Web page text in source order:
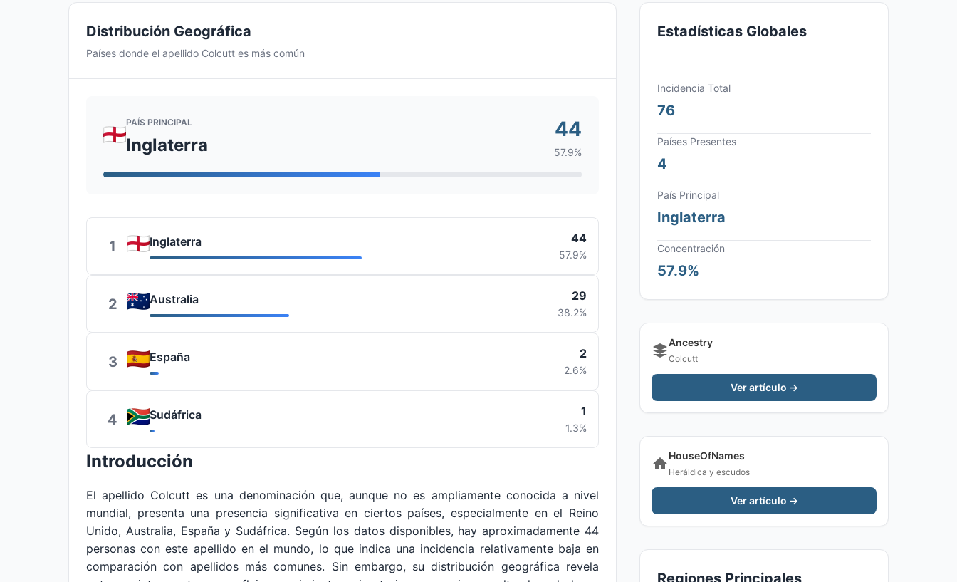
Distribución Geográfica
Países donde el apellido Colcutt es más común
PAÍS PRINCIPAL
Inglaterra
44
57.9%
1 Inglaterra 44
57.9%
2 Australia 29
38.2%
3 España 2
2.6%
4 Sudáfrica 1
1.3%
Introducción
El apellido Colcutt es una denominación que, aunque no es ampliamente conocida a nivel
mundial, presenta una presencia significativa en ciertos países, especialmente en el Reino
Unido, Australia, España y Sudáfrica. Según los datos disponibles, hay aproximadamente 44
personas con este apellido en el mundo, lo que indica una incidencia relativamente baja en
comparación con apellidos más comunes. Sin embargo, su distribución geográfica revela
Estadísticas Globales
Incidencia Total
76
Países Presentes
4
País Principal
Inglaterra
Concentración
57.9%
Ancestry
Colcutt
Ver artículo →
HouseOfNames
Heráldica y escudos
Ver artículo →
Regiones Principales